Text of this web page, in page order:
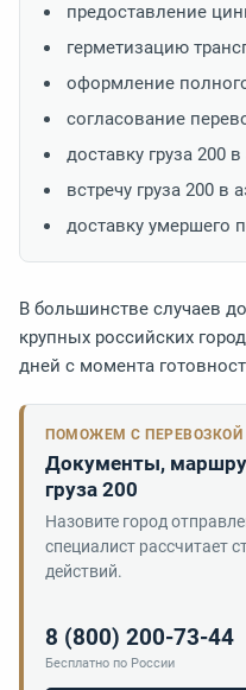
предоставление
герметизацию
оформление
согласование
доставку груза 200
встречу груза 200 в
доставку умершего
В большинстве случаев
крупных российских
дней с момента
ПОМОЖЕМ С ПЕРЕВОЗКОЙ
Документы,
груза 200
Назовите город
специалист рассчитает
действий.
8 (800) 200-73-44
Бесплатно по России